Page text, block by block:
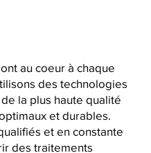
au coeur à chaque
des technologies
la plus haute qualité
et durables.
et en constante
des traitements